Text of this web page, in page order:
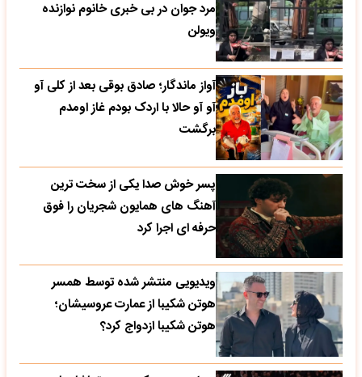
مرد جوان در بی خبری خانوم نوازنده
ویولن
آواز ماندگار؛ صادق بوقی بعد از کلی آو
آو آو حالا با اردک بودم غاز اومدم
برگشت
پسر خوش صدا یکی از سخت ترین
آهنگ های همایون شجریان را فوق
حرفه ای اجرا کرد
ویدیویی منتشر شده توسط همسر
هوتن شکیبا از عمارت عروسیشان؛
هوتن شکیبا ازدواج کرد؟